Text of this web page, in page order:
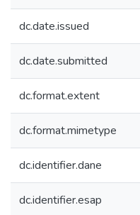
dc.date.issued
dc.date.submitted
dc.format.extent
dc.format.mimetype
dc.identifier.dane
dc.identifier.esap